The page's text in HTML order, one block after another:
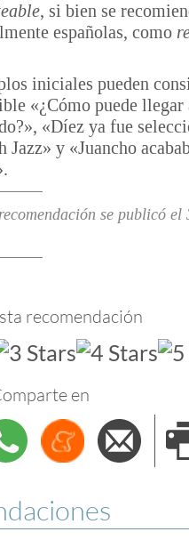
, si bien se
españolas, como
iniciales pueden
«¿Cómo puede
«Díez ya fue
y «Juancho
se publicó el
recomendación
en
WhatsappMenéame